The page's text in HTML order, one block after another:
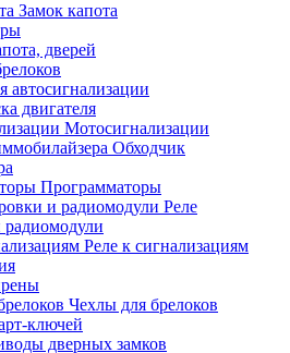
Замок капота
дверей
двигателя
Мотосигнализации
Обходчик
Программаторы
Реле
Реле к сигнализациям
Чехлы для брелоков
ключей